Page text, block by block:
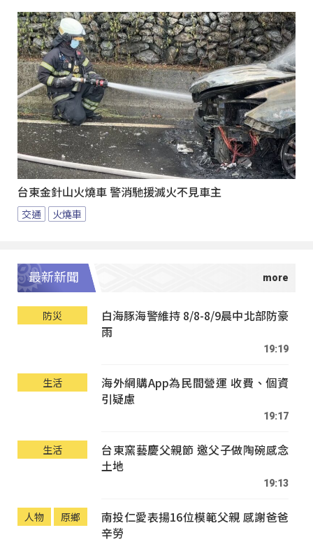
台東金針山火燒車 警消馳援滅火不見車主
交通 火燒車
最新新聞
防災
白海豚海警維持 8/8-8/9晨中北部防豪
雨
19:19
生活
海外網購App為民間營運 收費、個資
引疑慮
19:17
生活
台東窯藝慶父親節 邀父子做陶碗感念
土地
19:13
人物 原鄉
南投仁愛表揚16位模範父親 感謝爸爸
辛勞